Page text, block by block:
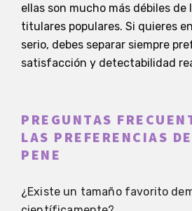
ellas son mucho más débiles de
titulares populares. Si quieres
serio, debes separar siempre
satisfacción y detectabilidad
PREGUNTAS
LAS PREFERENCIAS
PENE
¿Existe un tamaño favorito